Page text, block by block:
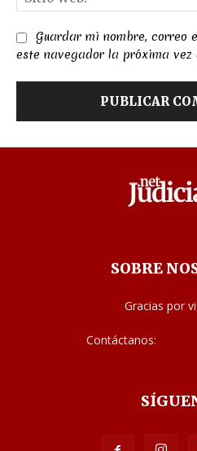
Guardar mi nombre, correo
este navegador la próxima vez
SOBRE
Gracias por
Contáctanos: